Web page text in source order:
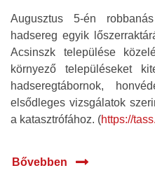
Augusztus 5-én
hadsereg egyik
Acsinszk települése
környező településeket
hadseregtábornok,
elsődleges vizsgálatok
a katasztrófához. (https://
Bővebben